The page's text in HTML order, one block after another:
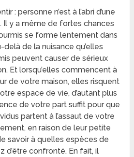
: personne n’est à l’abri d’une
Il y a même de fortes chances
se forme lentement dans
delà de la nuisance qu’elles
peuvent causer de sérieux
Et lorsqu’elles commencent à
de votre maison, elles risquent
espace de vie, d’autant plus
de votre part suffit pour que
partent à l’assaut de votre
en raison de leur petite
savoir à quelles espèces de
d’être confronté. En fait, il